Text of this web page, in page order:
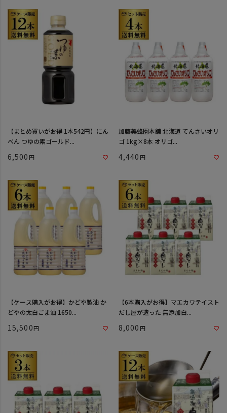
【まとめ買いがお得 1本542円】にん
べん つゆの素ゴールド...
6,500
加藤美蜂園本舗 北海道 てんさいオリ
ゴ 1kg×8本 オリゴ...
4,440
【ケース購入がお得】かどや製油 か
どやの太白ごま油 1650...
15,500
【6本購入がお得】マエカワテイスト
だし屋が造った 無添加白...
8,000